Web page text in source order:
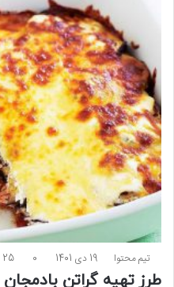
تیم محتوا 19 دی 1401 0
25
طرز تهیه گراتن